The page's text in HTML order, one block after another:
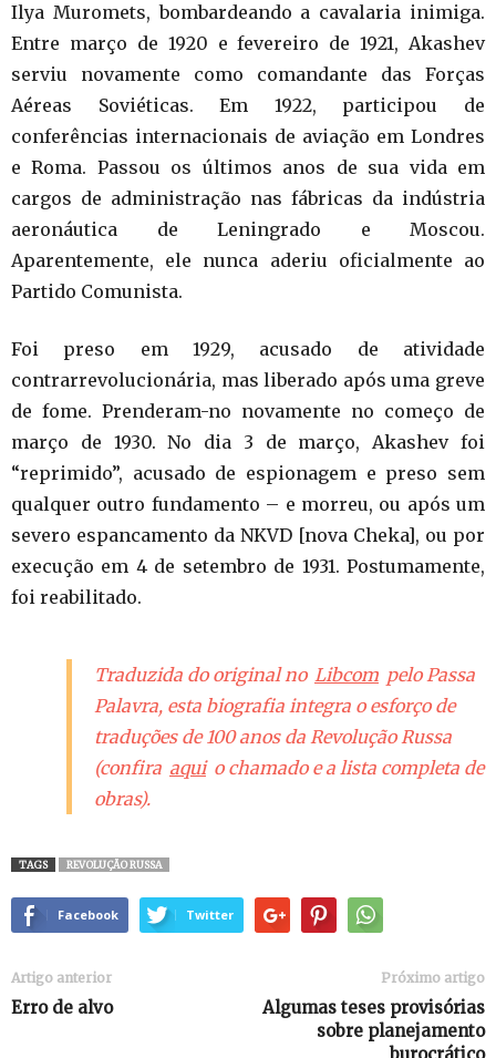
Ilya Muromets, bombardeando a cavalaria inimiga.
Entre março de 1920 e fevereiro de 1921, Akashev
serviu novamente como comandante das Forças
Aéreas Soviéticas. Em 1922, participou de
conferências internacionais de aviação em Londres
e Roma. Passou os últimos anos de sua vida em
cargos de administração nas fábricas da indústria
aeronáutica de Leningrado e Moscou.
Aparentemente, ele nunca aderiu oficialmente ao
Partido Comunista.
Foi preso em 1929, acusado de atividade
contrarrevolucionária, mas liberado após uma greve
de fome. Prenderam-no novamente no começo de
março de 1930. No dia 3 de março, Akashev foi
“reprimido”, acusado de espionagem e preso sem
qualquer outro fundamento – e morreu, ou após um
severo espancamento da NKVD [nova Cheka], ou por
execução em 4 de setembro de 1931. Postumamente,
foi reabilitado.
Traduzida do original no Libcom pelo Passa
Palavra, esta biografia integra o esforço de
traduções de 100 anos da Revolução Russa
(confira aqui o chamado e a lista completa de
obras).
TAGS REVOLUÇÃO RUSSA
Facebook Twitter
Artigo anterior
Erro de alvo
Próximo artigo
Algumas teses provisórias
sobre planejamento